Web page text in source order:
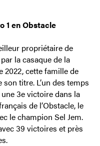
1 en Obstacle
propriétaire de
la casaque de la
2022, cette famille de
titre. L’un des temps
3e victoire dans la
de l’Obstacle, le
le champion Sel Jem.
39 victoires et près